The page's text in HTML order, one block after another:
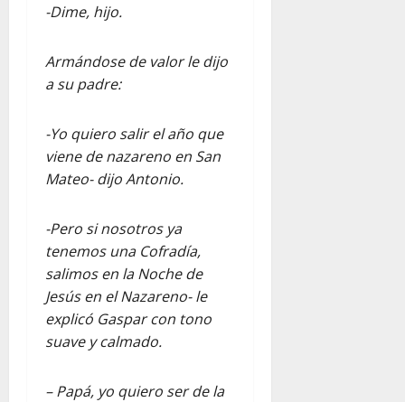
-Dime, hijo.
Armándose de valor le dijo
a su padre:
-Yo quiero salir el año que
viene de nazareno en San
Mateo- dijo Antonio.
-Pero si nosotros ya
tenemos una Cofradía,
salimos en la Noche de
Jesús en el Nazareno- le
explicó Gaspar con tono
suave y calmado.
– Papá, yo quiero ser de la